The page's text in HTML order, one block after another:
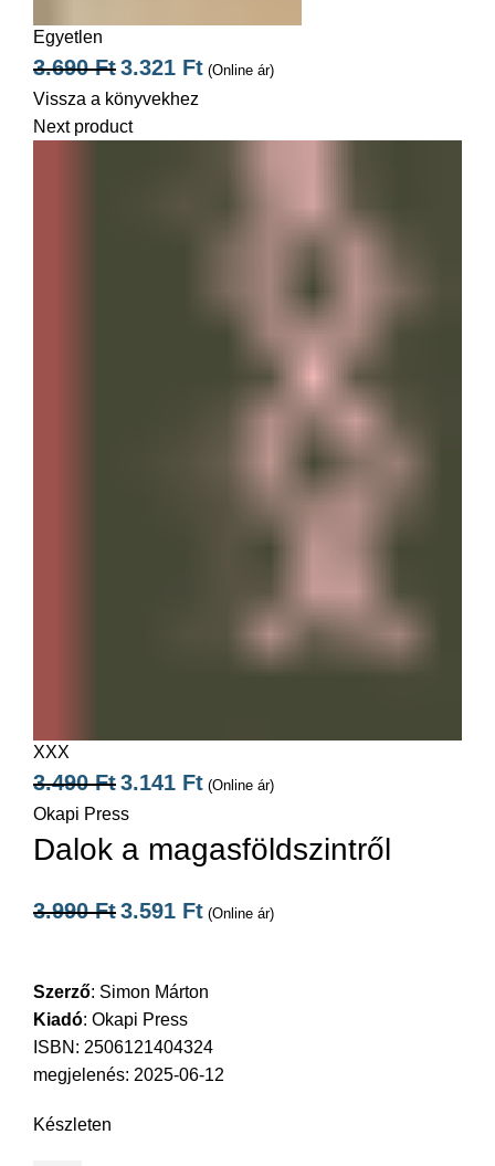
Egyetlen
3.690Ft3.321 Ft (Online ár)
Vissza a könyvekhez
Next product
XXX
3.490Ft3.141 Ft (Online ár)
Okapi Press
Dalok a magasföldszintről
3.990Ft3.591 Ft (Online ár)
Szerző: Simon Márton
Kiadó: Okapi Press
ISBN: 2506121404324
megjelenés: 2025-06-12
Készleten